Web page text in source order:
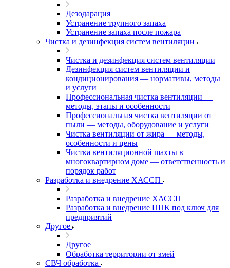
Дезодарация
Устранение трупного запаха
Устранение запаха после пожара
Чистка и дезинфекция систем вентиляции
Чистка и дезинфекция систем вентиляции
Дезинфекция систем вентиляции и
кондиционирования — нормативы, методы
и услуги
Профессиональная чистка вентиляции —
методы, этапы и особенности
Профессиональная чистка вентиляции от
пыли — методы, оборудование и услуги
Чистка вентиляции от жира — методы,
особенности и цены
Чистка вентиляционной шахты в
многоквартирном доме — ответственность и
порядок работ
Разработка и внедрение ХАССП
Разработка и внедрение ХАССП
Разработка и внедрение ППК под ключ для
предприятий
Другое
Другое
Обработка территории от змей
СВЧ обработка